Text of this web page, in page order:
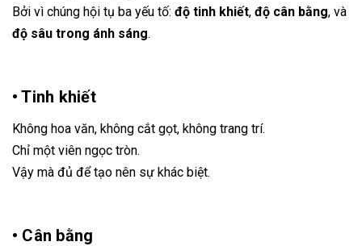
Bởi vì chúng hội tụ ba yếu tố: độ tinh khiết, độ cân bằng, và
độ sâu trong ánh sáng.
• Tinh khiết
Không hoa văn, không cắt gọt, không trang trí.
Chỉ một viên ngọc tròn.
Vậy mà đủ để tạo nên sự khác biệt.
• Cân bằng